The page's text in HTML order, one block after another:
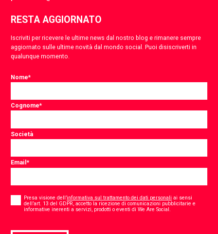
RESTA AGGIORNATO
Iscriviti per ricevere le ultime news dal nostro blog e rimanere sempre
aggiornato sulle ultime novità dal mondo social. Puoi disiscriverti in
qualunque momento.
Nome*
Cognome*
Società
Email*
Consent
Presa visione dell’informativa sul trattamento dei dati personali ai sensi
dell’art. 13 del GDPR, accetto la ricezione di comunicazioni pubblicitarie e
informative inerenti a servizi, prodotti o eventi di We Are Social.